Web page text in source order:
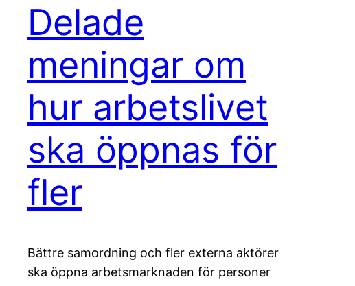
Delade
meningar om
hur arbetslivet
ska öppnas för
fler
Bättre samordning och fler externa aktörer
ska öppna arbetsmarknaden för personer